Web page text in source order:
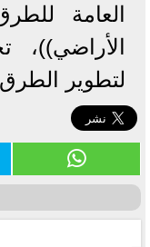
العامة
الأراضي))،
لتطوير